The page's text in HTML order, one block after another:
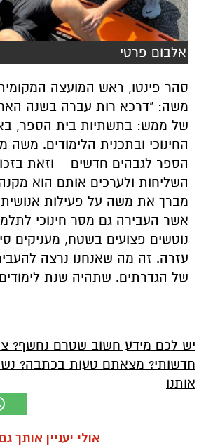
אלבום פרטי
סהר פינטו, ראש המועצה
משה: "דרכא רות עברה בשנה
של ממש: בתשתיות בית הספר,
החינוכי ובתכנית הלימודים. משה
הספר לגבהים חדשים – וזאת
השליחות ולערכים אותם הוא
מברך את משה על פעילות
אשר העבירה גם מסר חינוכי
נוטשים פצועים בשטח, מעניקים
עזרה. זה מה שאנחנו נרצה
של הגדרתים. שתהיה שנת
יש לכם מידע חשוב שטרם נחשף?
חדשותי? מצאתם טעות בכתבה?
אותנו
אולי יעניין אותך גם